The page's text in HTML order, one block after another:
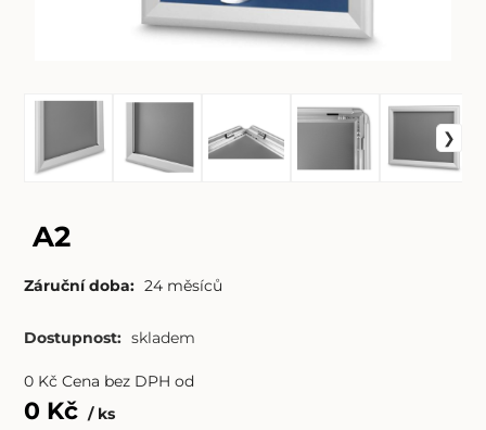
A2
Záruční doba: 24 měsíců
Dostupnost: skladem
0Kč Cena bez DPH od
0 Kč ks